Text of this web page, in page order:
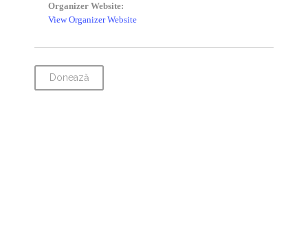
Organizer Website:
View Organizer Website
Donează